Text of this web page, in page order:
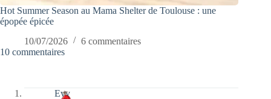
Hot Summer Season au Mama Shelter de Toulouse : une
épopée épicée
10/07/2026
6 commentaires
10 commentaires
Evy